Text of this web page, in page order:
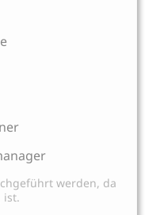
werden, da
ist.